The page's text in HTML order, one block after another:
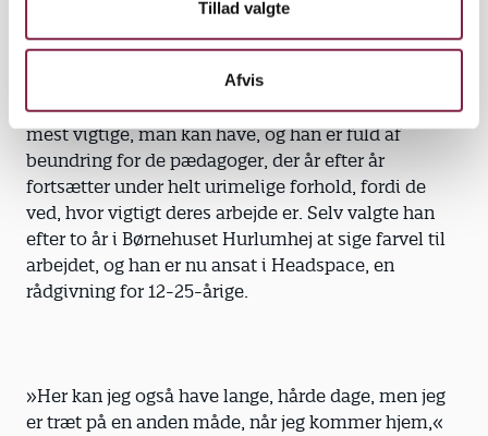
Tillad valgte
Afvis
For ham er arbejdet i en børnehave noget af det
mest vigtige, man kan have, og han er fuld af
beundring for de pædagoger, der år efter år
fortsætter under helt urimelige forhold, fordi de
ved, hvor vigtigt deres arbejde er. Selv valgte han
efter to år i Børnehuset Hurlumhej at sige farvel til
arbejdet, og han er nu ansat i Headspace, en
rådgivning for 12-25-årige.
»Her kan jeg også have lange, hårde dage, men jeg
er træt på en anden måde, når jeg kommer hjem,«